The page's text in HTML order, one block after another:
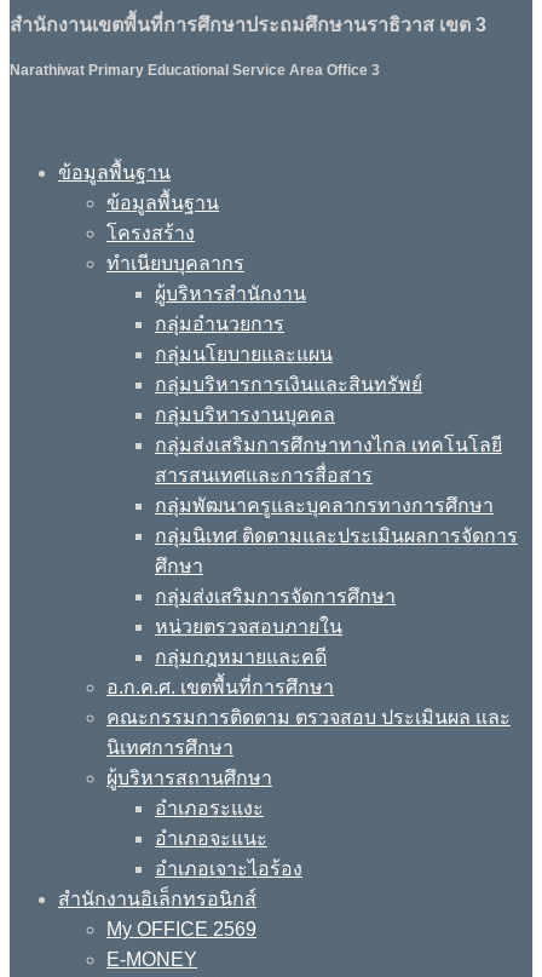
สำนักงานเขตพื้นที่การศึกษาประถมศึกษานราธิวาส เขต 3
Narathiwat Primary Educational Service Area Office 3
ข้อมูลพื้นฐาน
ข้อมูลพื้นฐาน
โครงสร้าง
ทำเนียบบุคลากร
ผู้บริหารสำนักงาน
กลุ่มอำนวยการ
กลุ่มนโยบายและแผน
กลุ่มบริหารการเงินและสินทรัพย์
กลุ่มบริหารงานบุคคล
กลุ่มส่งเสริมการศึกษาทางไกล เทคโนโลยี
สารสนเทศและการสื่อสาร
กลุ่มพัฒนาครูและบุคลากรทางการศึกษา
กลุ่มนิเทศ ติดตามและประเมินผลการจัดการ
ศึกษา
กลุ่มส่งเสริมการจัดการศึกษา
หน่วยตรวจสอบภายใน
กลุ่มกฎหมายและคดี
อ.ก.ค.ศ. เขตพื้นที่การศึกษา
คณะกรรมการติดตาม ตรวจสอบ ประเมินผล และ
นิเทศการศึกษา
ผู้บริหารสถานศึกษา
อำเภอระแงะ
อำเภอจะแนะ
อำเภอเจาะไอร้อง
สำนักงานอิเล็กทรอนิกส์
My OFFICE 2569
E-MONEY